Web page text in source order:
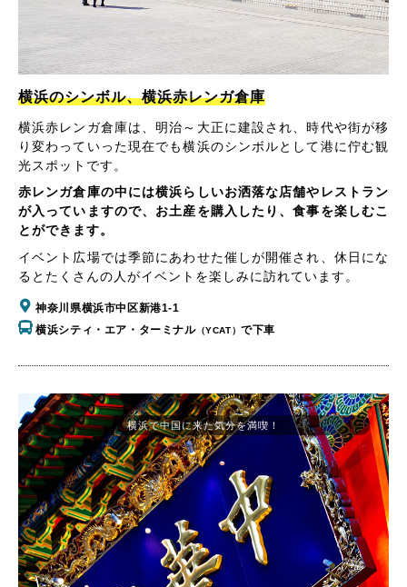
横浜のシンボル、横浜赤レンガ倉庫
横浜赤レンガ倉庫は、明治～大正に建設され、時代や街が移
り変わっていった現在でも横浜のシンボルとして港に佇む観
光スポットです。
赤レンガ倉庫の中には横浜らしいお洒落な店舗やレストラン
が入っていますので、お土産を購入したり、食事を楽しむこ
とができます。
イベント広場では季節にあわせた催しが開催され、休日にな
るとたくさんの人がイベントを楽しみに訪れています。
神奈川県横浜市中区新港1-1
横浜シティ・エア・ターミナル（YCAT）で下車
横浜で中国に来た気分を満喫！